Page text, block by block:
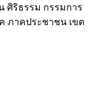
ศิริธรรม กรรมการ
ภาคประชาชน เขต